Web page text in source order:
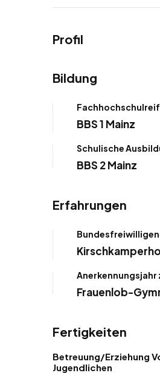
Profil
Bildung
BBS 1 Mainz
Schulische
BBS 2 Mainz
Erfahrungen
Anerkennungsjahr
Frauenlob-
Fertigkeiten
Betreuung/Erziehung
Jugendlichen